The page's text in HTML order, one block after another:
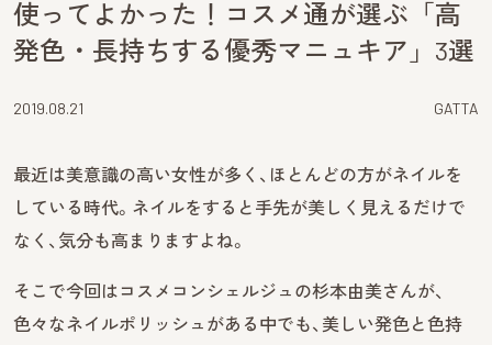
使ってよかった！コスメ通が選ぶ「高
発色・長持ちする優秀マニュキア」3選
2019.08.21 GATTA
最近は美意識の高い女性が多く、ほとんどの方がネイルを
している時代。ネイルをすると手先が美しく見えるだけで
なく、気分も高まりますよね。
そこで今回はコスメコンシェルジュの杉本由美さんが、
色々なネイルポリッシュがある中でも、美しい発色と色持